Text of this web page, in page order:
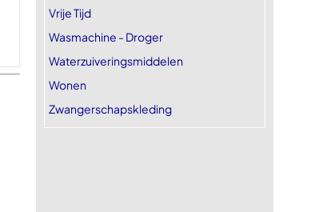
Vrije Tijd
Wasmachine - Droger
Waterzuiveringsmiddelen
Wonen
Zwangerschapskleding